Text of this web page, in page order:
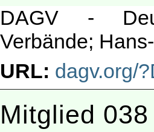
DAGV -
Verbände;
URL: dagv.org/
Mitglied 038